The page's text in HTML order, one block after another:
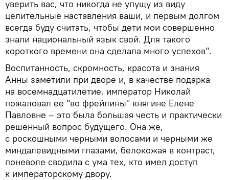
уверить вас, что никогда не упущу из виду
целительные наставления ваши, и первым долгом
всегда буду считать, чтобы дети мои совершенно
знали национальный язык свой. Для такого
короткого времени она сделала много успехов".
Воспитанность, скромность, красота и знания
Анны заметили при дворе и, в качестве подарка
на восемнадцатилетие, император Николай
пожаловал ее "во фрейлины" княгине Елене
Павловне – это была большая честь и практически
решенный вопрос будущего. Она же,
с роскошными черными волосами и черными же
миндалевидными глазами, белокожая в контраст,
поневоле сводила с ума тех, кто имел доступ
к императорскому двору.